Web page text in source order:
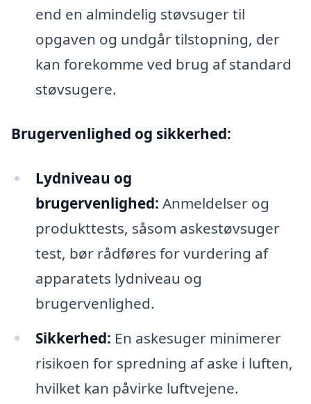
end en almindelig støvsuger til
opgaven og undgår tilstopning, der
kan forekomme ved brug af standard
støvsugere.
Brugervenlighed og sikkerhed:
Lydniveau og
brugervenlighed: Anmeldelser og
produkttests, såsom askestøvsuger
test, bør rådføres for vurdering af
apparatets lydniveau og
brugervenlighed.
Sikkerhed: En askesuger minimerer
risikoen for spredning af aske i luften,
hvilket kan påvirke luftvejene.